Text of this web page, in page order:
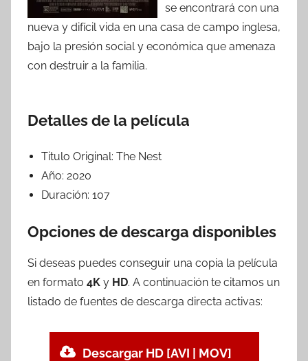
se encontrará con una
nueva y difícil vida en una casa de campo inglesa,
bajo la presión social y económica que amenaza
con destruir a la familia.
Detalles de la película
Titulo Original: The Nest
Año: 2020
Duración: 107
Opciones de descarga disponibles
Si deseas puedes conseguir una copia la película
en formato 4K y HD. A continuación te citamos un
listado de fuentes de descarga directa activas:
Descargar HD [AVI | MOV]